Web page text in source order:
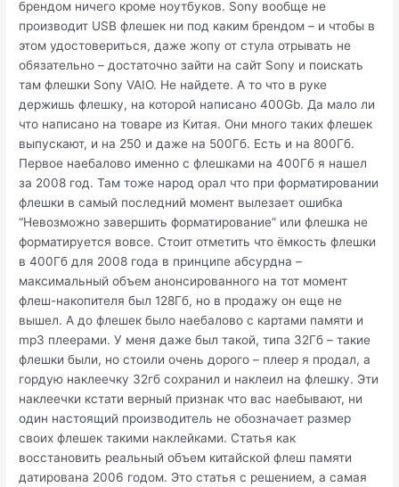
брендом ничего кроме ноутбуков. Sony вообще не
производит USB флешек ни под каким брендом – и чтобы в
этом удостовериться, даже жопу от стула отрывать не
обязательно – достаточно зайти на сайт Sony и поискать
там флешки Sony VAIO. Не найдете. А то что в руке
держишь флешку, на которой написано 400Gb. Да мало ли
что написано на товаре из Китая. Они много таких флешек
выпускают, и на 250 и даже на 500Гб. Есть и на 800Гб.
Первое наебалово именно с флешками на 400Гб я нашел
за 2008 год. Там тоже народ орал что при форматировании
флешки в самый последний момент вылезает ошибка
“Невозможно завершить форматирование” или флешка не
форматируется вовсе. Стоит отметить что ёмкость флешки
в 400Гб для 2008 года в принципе абсурдна –
максимальный объем анонсированного на тот момент
флеш-накопителя был 128Гб, но в продажу он еще не
вышел. А до флешек было наебалово с картами памяти и
mp3 плеерами. У меня даже был такой, типа 32Гб – такие
флешки были, но стоили очень дорого – плеер я продал, а
гордую наклеечку 32гб сохранил и наклеил на флешку. Эти
наклеечки кстати верный признак что вас наебывают, ни
один настоящий производитель не обозначает размер
своих флешек такими наклейками. Статья как
восстановить реальный объем китайской флеш памяти
датирована 2006 годом. Это статья с решением, а самая